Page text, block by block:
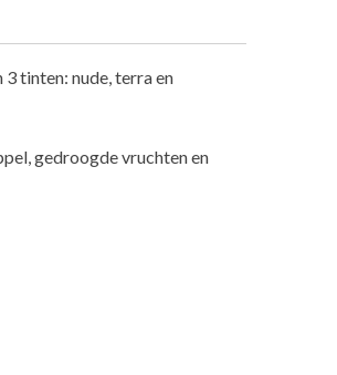
tinten: nude, terra en
gedroogde vruchten en